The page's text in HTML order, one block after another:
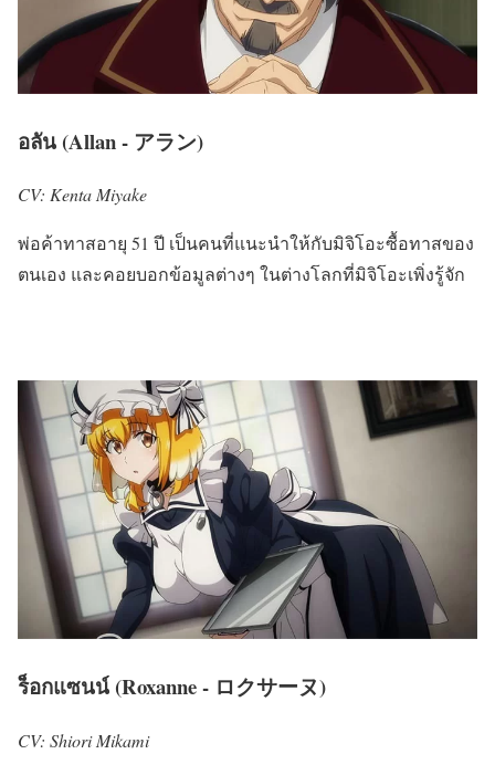
อลัน (Allan - アラン)
CV: Kenta Miyake
พ่อค้าทาสอายุ 51 ปี เป็นคนที่แนะนำให้กับมิจิโอะซื้อทาสของ
ตนเอง และคอยบอกข้อมูลต่างๆ ในต่างโลกที่มิจิโอะเพิ่งรู้จัก
ร็อกแซนน์ (Roxanne - ロクサーヌ)
CV: Shiori Mikami